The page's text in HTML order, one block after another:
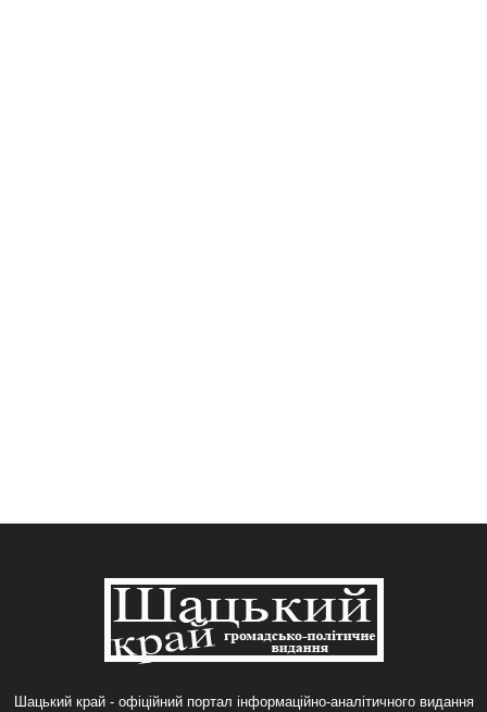
Шацький край - офіційний портал інформаційно-аналітичного видання